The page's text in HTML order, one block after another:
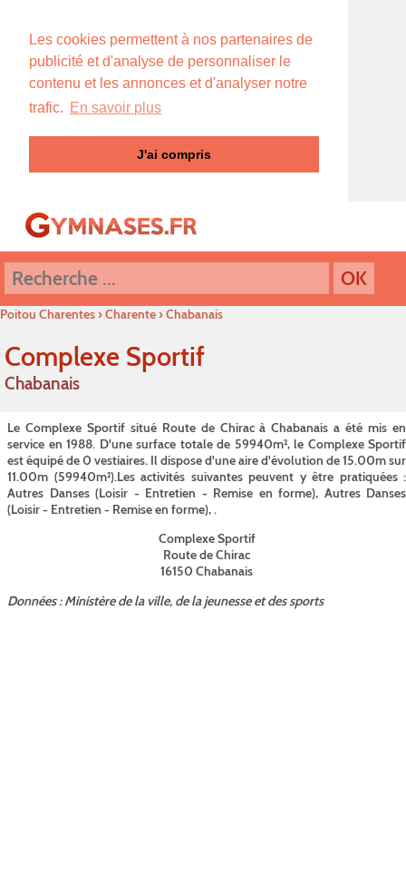
Les cookies permettent à nos partenaires de
publicité et d'analyse de personnaliser le
contenu et les annonces et d'analyser notre
trafic. En savoir plus
J'ai compris
Poitou Charentes›Charente›Chabanais
Complexe Sportif
Chabanais
Le Complexe Sportif situé Route de Chirac à Chabanais a été mis en
service en 1988. D'une surface totale de 59940m², le Complexe Sportif
est équipé de 0 vestiaires. Il dispose d'une aire d'évolution de 15.00m sur
11.00m (59940m²).Les activités suivantes peuvent y être pratiquées :
Autres Danses (Loisir - Entretien - Remise en forme), Autres Danses
(Loisir - Entretien - Remise en forme), .
Complexe Sportif
Route de Chirac
16150 Chabanais
Données : Ministère de la ville, de la jeunesse et des sports